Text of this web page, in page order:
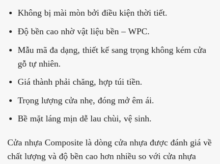
Không bị mài mòn bởi điều kiện thời tiết.
Độ bền cao nhờ vật liệu bền – WPC.
Mẫu mã đa dạng, thiết kế sang trọng không kém cửa
gỗ tự nhiên.
Giá thành phải chăng, hợp túi tiền.
Trọng lượng cửa nhẹ, đóng mở êm ái.
Bề mặt láng mịn dễ lau chùi, vệ sinh.
Cửa nhựa Composite là dòng cửa nhựa được đánh giá về
chất lượng và độ bền cao hơn nhiều so với cửa nhựa